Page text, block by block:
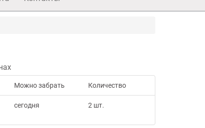
Можно забрать Количество
сегодня 2 шт.